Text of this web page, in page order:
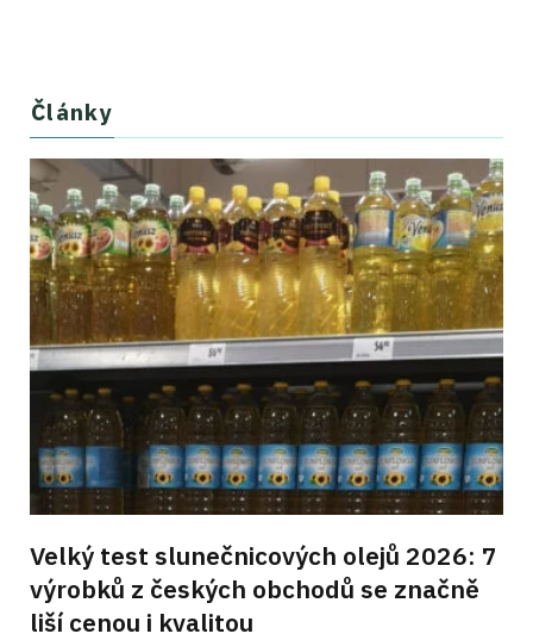
Články
Velký test slunečnicových olejů 2026: 7
výrobků z českých obchodů se značně
liší cenou i kvalitou